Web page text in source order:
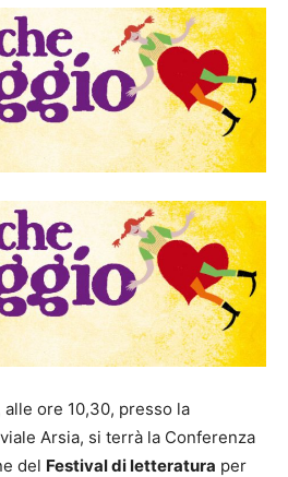
ore 10,30, presso la
Arsia, si terrà la Conferenza
del Festival di letteratura per